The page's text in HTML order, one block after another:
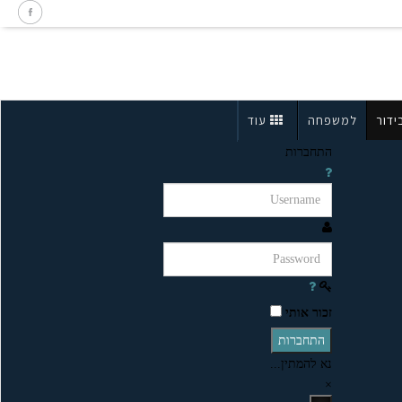
למשפחה עוד
התחברות
זכור אותי
התחברות
נא להמתין...
×